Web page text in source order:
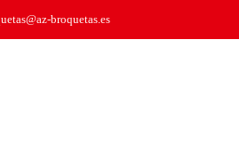
broquetas.es